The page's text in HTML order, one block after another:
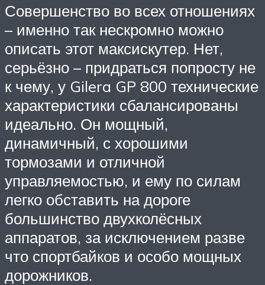
Совершенство во всех отношениях
– именно так нескромно можно
описать этот максискутер. Нет,
серьёзно – придраться попросту не
к чему, у Gilera GP 800 технические
характеристики сбалансированы
идеально. Он мощный,
динамичный, с хорошими
тормозами и отличной
управляемостью, и ему по силам
легко обставить на дороге
большинство двухколёсных
аппаратов, за исключением разве
что спортбайков и особо мощных
дорожников.